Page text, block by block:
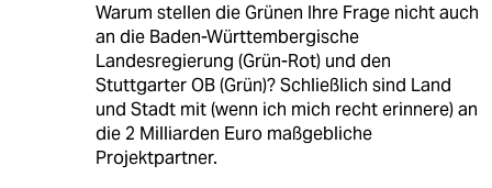
Warum stellen die Grünen Ihre Frage nicht auch
an die Baden-Württembergische
Landesregierung (Grün-Rot) und den
Stuttgarter OB (Grün)? Schließlich sind Land
und Stadt mit (wenn ich mich recht erinnere) an
die 2 Milliarden Euro maßgebliche
Projektpartner.